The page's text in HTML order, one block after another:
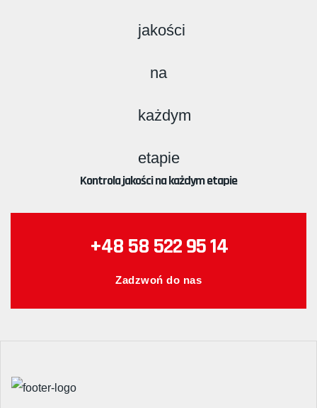
Kontrola jakości na każdym etapie
+48 58 522 95 14
Zadzwoń do nas